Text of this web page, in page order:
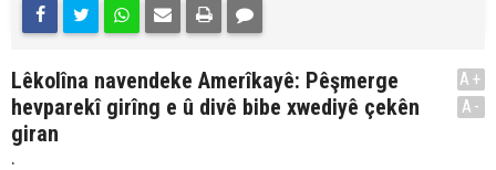
Lêkolîna navendeke Amerîkayê: Pêşmerge
hevparekî girîng e û divê bibe xwediyê çekên
giran
.
A+
A-